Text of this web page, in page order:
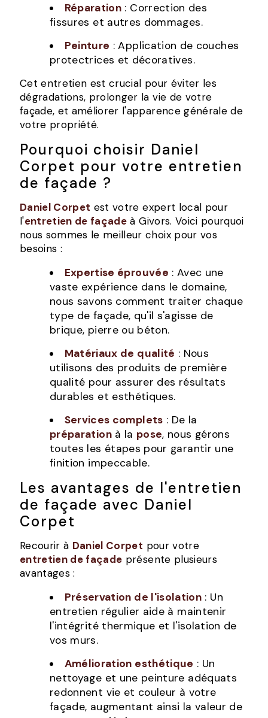
Réparation : Correction des
fissures et autres dommages.
Peinture : Application de couches
protectrices et décoratives.
Cet entretien est crucial pour éviter les
dégradations, prolonger la vie de votre
façade, et améliorer l'apparence générale de
votre propriété.
Pourquoi choisir Daniel
Corpet pour votre entretien
de façade ?
Daniel Corpet est votre expert local pour
l'entretien de façade à Givors. Voici pourquoi
nous sommes le meilleur choix pour vos
besoins :
Expertise éprouvée : Avec une
vaste expérience dans le domaine,
nous savons comment traiter chaque
type de façade, qu'il s'agisse de
brique, pierre ou béton.
Matériaux de qualité : Nous
utilisons des produits de première
qualité pour assurer des résultats
durables et esthétiques.
Services complets : De la
préparationà la pose, nous gérons
toutes les étapes pour garantir une
finition impeccable.
Les avantages de l'entretien
de façade avec Daniel
Corpet
Recourir à Daniel Corpet pour votre
entretien de façade présente plusieurs
avantages :
Préservation de l'isolation : Un
entretien régulier aide à maintenir
l'intégrité thermique et l'isolation de
vos murs.
Amélioration esthétique : Un
nettoyage et une peinture adéquats
redonnent vie et couleur à votre
façade, augmentant ainsi la valeur de